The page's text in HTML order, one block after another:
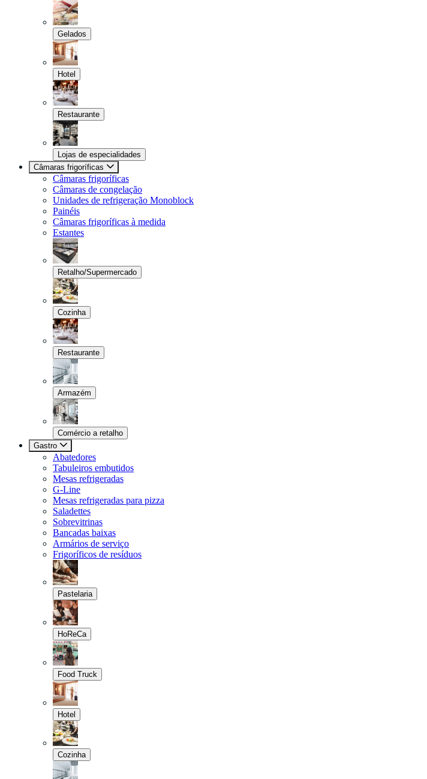
Gelados
Hotel
Restaurante
Lojas de especialidades
Câmaras frigoríficas
Câmaras frigoríficas
Câmaras de congelação
Unidades de refrigeração Monoblock
Painéis
Câmaras frigoríficas à medida
Estantes
Retalho/Supermercado
Cozinha
Restaurante
Armazém
Comércio a retalho
Gastro
Abatedores
Tabuleiros embutidos
Mesas refrigeradas
G-Line
Mesas refrigeradas para pizza
Saladettes
Sobrevitrinas
Bancadas baixas
Armários de serviço
Frigoríficos de resíduos
Pastelaria
HoReCa
Food Truck
Hotel
Cozinha